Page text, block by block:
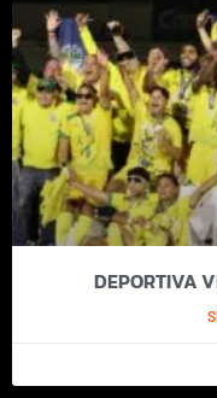
DEPORTIVA